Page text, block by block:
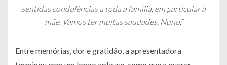
sentidas condolências a toda a família, em particular à
mãe. Vamos ter muitas saudades, Nuno.”
Entre memórias, dor e gratidão, a apresentadora